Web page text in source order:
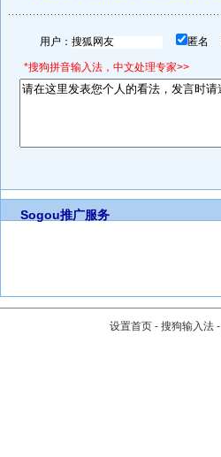
用户： 匿名
*搜狗拼音输入法，中文处理专家>>
Sogou推广服务
设置首页 - 搜狗输入法 -